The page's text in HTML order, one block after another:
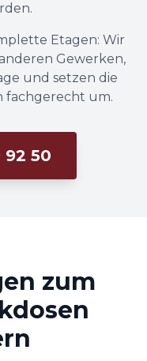
Etagen: Wir
Gewerken,
und setzen die
fachgerecht um.
92 50
zum